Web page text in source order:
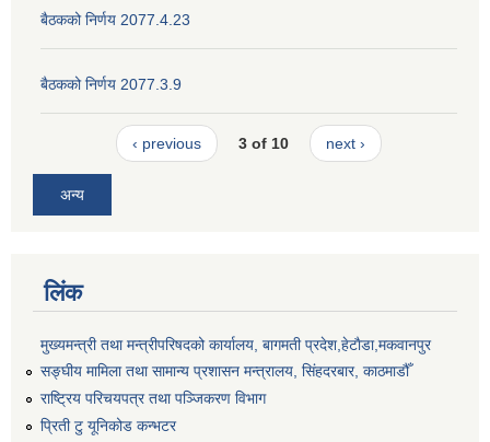
बैठकको निर्णय 2077.4.23
बैठकको निर्णय 2077.3.9
‹ previous 3 of 10 next ›
अन्य
लिंक
मुख्यमन्त्री तथा मन्त्रीपरिषदको कार्यालय, बागमती प्रदेश,हेटाैडा,मकवानपुर
सङ्‍घीय मामिला तथा सामान्य प्रशासन मन्त्रालय, सिंहदरबार, काठमाडौँ
राष्ट्रिय परिचयपत्र तथा पञ्जिकरण विभाग
प्रिती टु यूनिकोड कन्भटर